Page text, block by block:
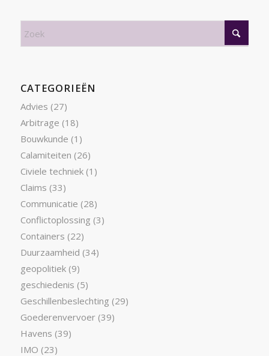
CATEGORIEËN
Advies (27)
Arbitrage (18)
Bouwkunde (1)
Calamiteiten (26)
Civiele techniek(1)
Claims (33)
Communicatie (28)
Conflictoplossing (3)
Containers (22)
Duurzaamheid (34)
geopolitiek(9)
geschiedenis (5)
Geschillenbeslechting (29)
Goederenvervoer(39)
Havens (39)
IMO (23)